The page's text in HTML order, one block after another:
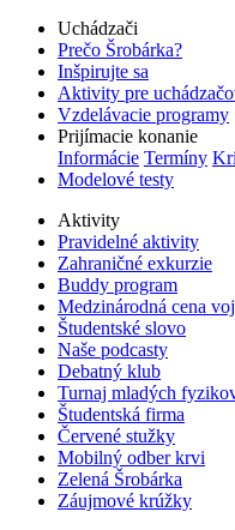
Uchádzači
Prečo Šrobárka?
Inšpirujte sa
Aktivity pre
Vzdelávacie programy
Prijímacie konanie
Informácie Termíny
Modelové testy
Aktivity
Pravidelné aktivity
Zahraničné exkurzie
Buddy program
Medzinárodná cena
Študentské slovo
Naše podcasty
Debatný klub
Turnaj mladých
Študentská firma
Červené stužky
Mobilný odber krvi
Zelená Šrobárka
Záujmové krúžky